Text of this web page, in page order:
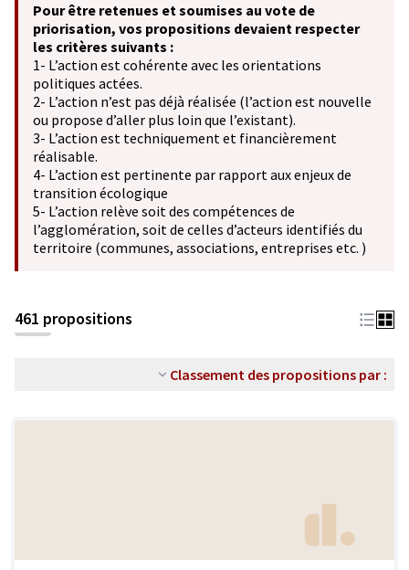
Pour être retenues et soumises au vote de
priorisation, vos propositions devaient respecter
les critères suivants :
1- L’action est cohérente avec les orientations
politiques actées.
2- L’action n’est pas déjà réalisée (l’action est nouvelle
ou propose d’aller plus loin que l’existant).
3- L’action est techniquement et financièrement
réalisable.
4- L’action est pertinente par rapport aux enjeux de
transition écologique
5- L’action relève soit des compétences de
l’agglomération, soit de celles d’acteurs identifiés du
territoire (communes, associations, entreprises etc. )
461 propositions
Classement des propositions par :